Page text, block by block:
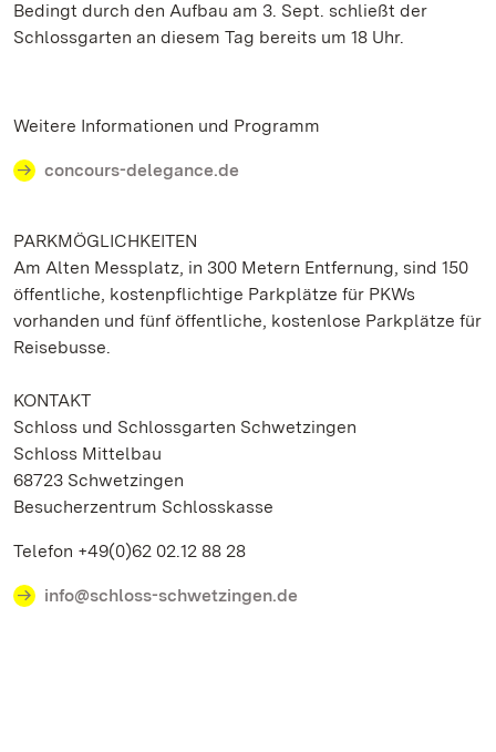
Bedingt durch den Aufbau am 3. Sept. schließt der
Schlossgarten an diesem Tag bereits um 18 Uhr.
Weitere Informationen und Programm
concours-delegance.de
PARKMÖGLICHKEITEN
Am Alten Messplatz, in 300 Metern Entfernung, sind 150
öffentliche, kostenpflichtige Parkplätze für PKWs
vorhanden und fünf öffentliche, kostenlose Parkplätze für
Reisebusse.
KONTAKT
Schloss und Schlossgarten Schwetzingen
Schloss Mittelbau
68723 Schwetzingen
Besucherzentrum Schlosskasse
Telefon +49(0)62 02.12 88 28
info@schloss-schwetzingen.de